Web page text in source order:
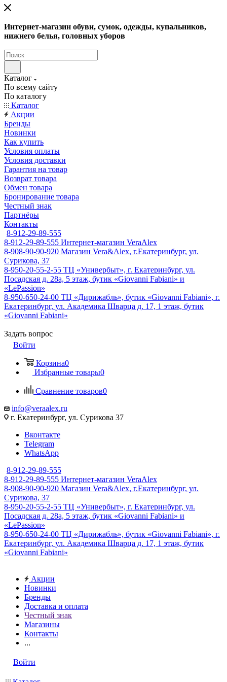
Интернет-магазин обуви, сумок, одежды, купальников,
нижнего белья, головных уборов
Каталог
По всему сайту
По каталогу
Каталог
Акции
Бренды
Новинки
Как купить
Условия оплаты
Условия доставки
Гарантия на товар
Возврат товара
Обмен товара
Бронирование товара
Честный знак
Партнёры
Контакты
8-912-29-89-555
8-912-29-89-555 Интернет-магазин VeraAlex
8-908-90-90-920 Магазин Vera&Alex, г.Екатеринбург, ул.
Сурикова, 37
8-950-20-55-2-55 ТЦ «Универбыт», г. Екатеринбург, ул.
Посадская д. 28а, 5 этаж, бутик «Giovanni Fabiani» и
«LePassion»
8-950-650-24-00 ТЦ «Дирижабль», бутик «Giovanni Fabiani», г.
Екатеринбург, ул. Академика Шварца д. 17, 1 этаж, бутик
«Giovanni Fabiani»
Задать вопрос
Войти
Корзина0
Избранные товары0
Сравнение товаров0
info@veraalex.ru
г. Екатеринбург, ул. Сурикова 37
Вконтакте
Telegram
WhatsApp
8-912-29-89-555
8-912-29-89-555 Интернет-магазин VeraAlex
8-908-90-90-920 Магазин Vera&Alex, г.Екатеринбург, ул.
Сурикова, 37
8-950-20-55-2-55 ТЦ «Универбыт», г. Екатеринбург, ул.
Посадская д. 28а, 5 этаж, бутик «Giovanni Fabiani» и
«LePassion»
8-950-650-24-00 ТЦ «Дирижабль», бутик «Giovanni Fabiani», г.
Екатеринбург, ул. Академика Шварца д. 17, 1 этаж, бутик
«Giovanni Fabiani»
Акции
Новинки
Бренды
Доставка и оплата
Честный знак
Магазины
Контакты
...
Войти